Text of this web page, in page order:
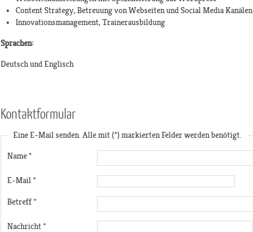
Content Strategy, Betreuung von Webseiten und Social Media Kanälen
Innovationsmanagement, Trainerausbildung
Sprachen:
Deutsch und Englisch
Kontaktformular
Eine E-Mail senden. Alle mit (*) markierten Felder werden benötigt.
Name*
E-Mail*
Betreff*
Nachricht*